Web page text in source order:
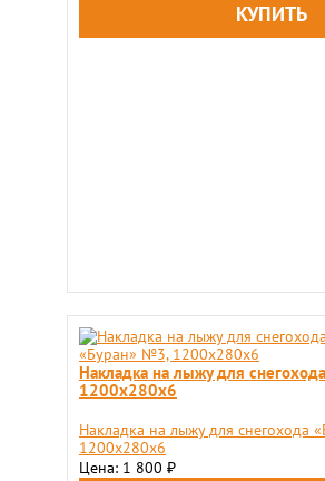
Накладка на лыжу для
1200x280x6
Накладка на лыжу для снегохода
1200x280x6
Цена: 1 800 ₽